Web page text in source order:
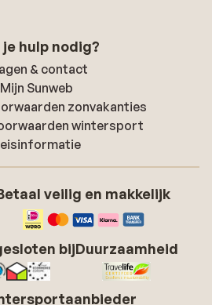
je hulp nodig?
& contact
Mijn Sunweb
zonvakanties
wintersport
veilig en makkelijk
bijDuurzaamheid